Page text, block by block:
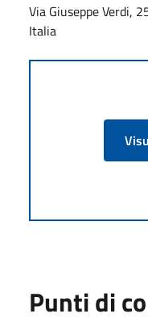
Via Giuseppe Verdi,
Italia
Punti di